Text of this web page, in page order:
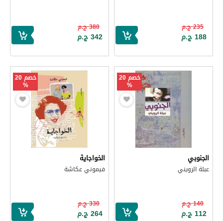
235 ج.م
188 ج.م
380 ج.م
342 ج.م
خصم 20
%
الجنوبي
عبلة الرويني
140 ج.م
112 ج.م
خصم 20
%
الخواجاية
فيموني عكاشة
330 ج.م
264 ج.م